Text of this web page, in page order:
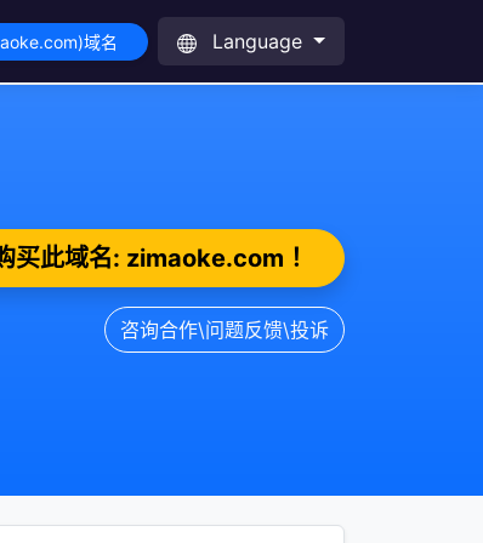
域名 Language
买此域名: zimaoke.com ！
咨询合作\问题反馈\投诉